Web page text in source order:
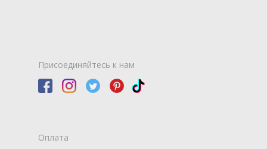
Присоединяйтесь к нам
Оплата